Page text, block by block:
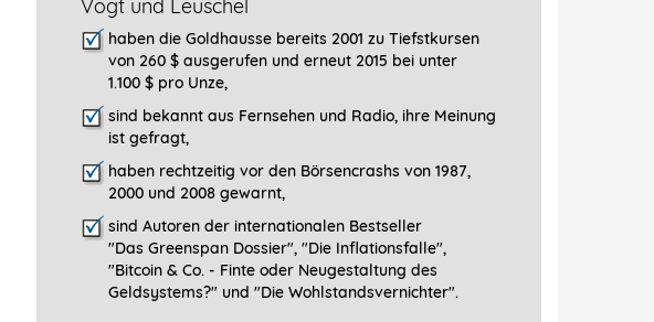
Vogt und Leuschel
haben die Goldhausse bereits 2001 zu Tiefstkursen
von 260 $ ausgerufen und erneut 2015 bei unter
1.100 $ pro Unze,
sind bekannt aus Fernsehen und Radio, ihre Meinung
ist gefragt,
haben rechtzeitig vor den Börsencrashs von 1987,
2000 und 2008 gewarnt,
sind Autoren der internationalen Bestseller
"Das Greenspan Dossier", "Die Inflationsfalle",
"Bitcoin & Co. - Finte oder Neugestaltung des
Geldsystems?" und "Die Wohlstandsvernichter".